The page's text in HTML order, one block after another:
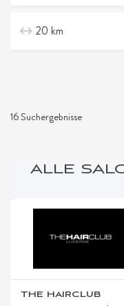
20 km
16Suchergebnisse
ALLE
THE HAIRCLUB